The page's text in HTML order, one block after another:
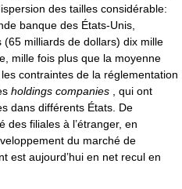
des tailles considérable:
banque des États-Unis,
milliards de dollars) dix mille
mille fois plus que la moyenne
contraintes de la réglementation
holdings companies , qui ont
dans différents États. De
des filiales à l’étranger, en
du marché de
est aujourd’hui en net recul en